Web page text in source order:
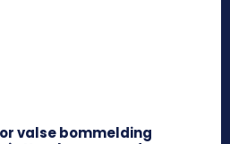
valse bommelding